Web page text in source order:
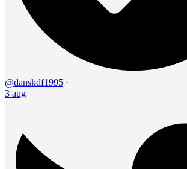
@danskdf1995 ·
3 aug